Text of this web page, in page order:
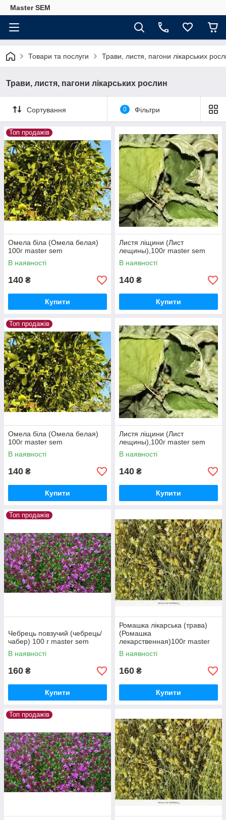
Master SEM
Товари та послуги Трави, листя, пагони лікарських
Трави, листя, пагони лікарських рослин
Сортування 0 Фільтри
Топ продажів
Омела біла (Омела белая)
100г master sem
В наявності
140 ₴
Купити
Листя ліщини (Лист
лещины),100г master sem
В наявності
140 ₴
Купити
Топ продажів
Омела біла (Омела белая)
100г master sem
В наявності
140 ₴
Купити
Листя ліщини (Лист
лещины),100г master sem
В наявності
140 ₴
Купити
Топ продажів
Чебрець повзучий (чебрець/
чабер) 100 г master sem
В наявності
160 ₴
Купити
Ромашка лікарська (трава)
(Ромашка
лекарственная)100г master
sem
В наявності
160 ₴
Купити
Топ продажів